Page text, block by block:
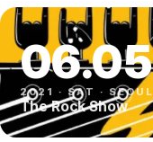
06.05
2021 · SAT · SEOUL
The Rock Show